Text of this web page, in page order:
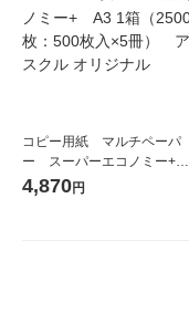
コピー用紙 マルチペーパ
ー スーパーエコノミー+
A3 1箱（2500枚：500枚入×
4,870円